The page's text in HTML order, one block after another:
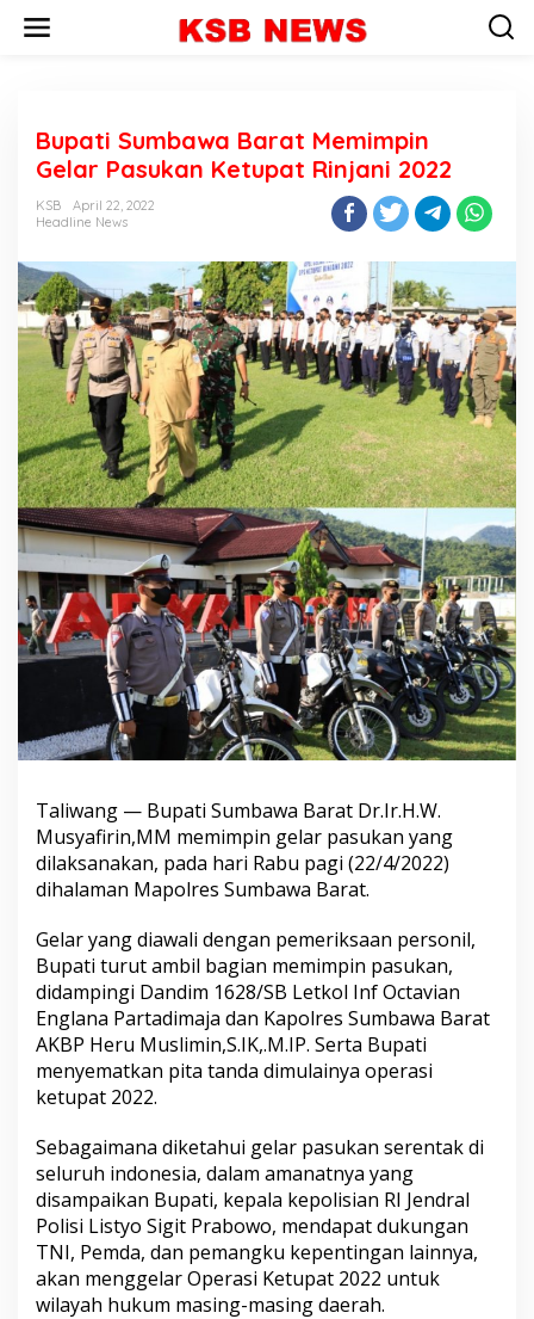
Bupati Sumbawa Barat Memimpin
Gelar Pasukan Ketupat Rinjani 2022
KSB
April 22, 2022
Headline News
Taliwang — Bupati Sumbawa Barat Dr.Ir.H.W.
Musyafirin,MM memimpin gelar pasukan yang
dilaksanakan, pada hari Rabu pagi (22/4/2022)
dihalaman Mapolres Sumbawa Barat.
Gelar yang diawali dengan pemeriksaan personil,
Bupati turut ambil bagian memimpin pasukan,
didampingi Dandim 1628/SB Letkol Inf Octavian
Englana Partadimaja dan Kapolres Sumbawa Barat
AKBP Heru Muslimin,S.IK,.M.IP. Serta Bupati
menyematkan pita tanda dimulainya operasi
ketupat 2022.
Sebagaimana diketahui gelar pasukan serentak di
seluruh indonesia, dalam amanatnya yang
disampaikan Bupati, kepala kepolisian RI Jendral
Polisi Listyo Sigit Prabowo, mendapat dukungan
TNI, Pemda, dan pemangku kepentingan lainnya,
akan menggelar Operasi Ketupat 2022 untuk
wilayah hukum masing-masing daerah.